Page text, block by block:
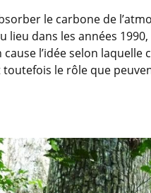
le carbone de
lieu dans les années
l’idée selon
le rôle que